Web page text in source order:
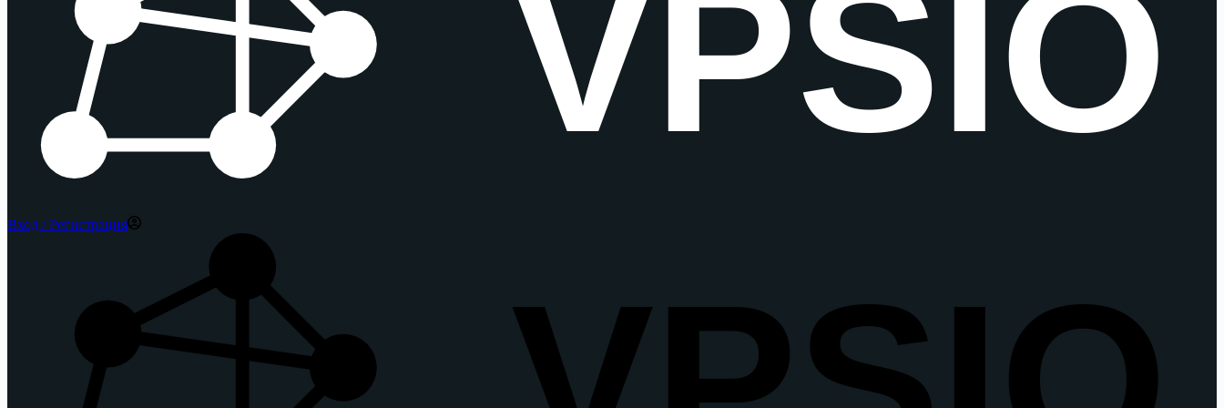
VPSIO
Вход / Регистрация